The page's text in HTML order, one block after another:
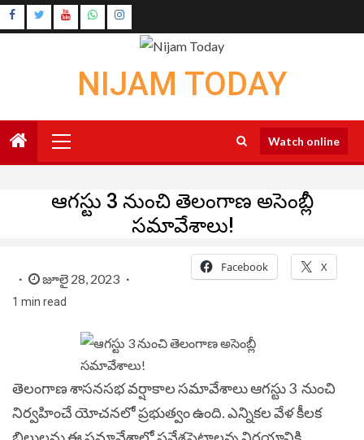
Skip
to
Instagram
NIJAM TODAY
Menu
Watch online
ఆగస్టు 3 నుంచి తెలంగాణ అసెంబ్లీ
సమావేశాలు!
జూలై 28, 2023
1 min read
Facebook X
తెలంగాణ శాసనసభ వర్షాకాల సమావేశాలు ఆగస్టు 3 నుంచి
నిర్వహించే యోచనలో ప్రభుత్వం ఉంది. ఎన్నికల వేళ కీలక